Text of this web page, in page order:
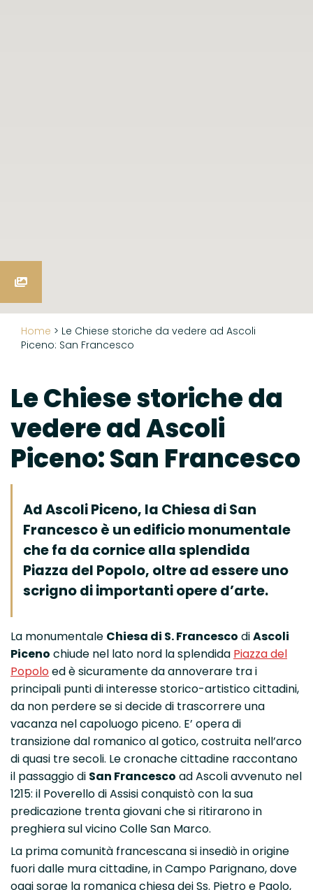
Home > Le Chiese storiche da vedere ad Ascoli
Piceno: San Francesco
Le Chiese storiche da
vedere ad Ascoli
Piceno: San Francesco
Ad Ascoli Piceno, la Chiesa di San
Francesco è un edificio monumentale
che fa da cornice alla splendida
Piazza del Popolo, oltre ad essere uno
scrigno di importanti opere d’arte.
La monumentale Chiesa di S. Francesco diAscoli
Piceno chiude nel lato nord la splendida Piazza del
Popoloed è sicuramente da annoverare tra i
principali punti di interesse storico-artistico cittadini,
da non perdere se si decide di trascorrere una
vacanza nel capoluogo piceno. E’ opera di
transizione dal romanico al gotico, costruita nell’arco
di quasi tre secoli. Le cronache cittadine raccontano
il passaggio di San Francesco ad Ascoli avvenuto nel
1215: il Poverello di Assisi conquistò con la sua
predicazione trenta giovani che si ritirarono in
preghiera sul vicino Colle San Marco.
La prima comunità francescana si insediò in origine
fuori dalle mura cittadine, in Campo Parignano, dove
oggi sorge la romanica chiesa dei Ss. Pietro e Paolo,